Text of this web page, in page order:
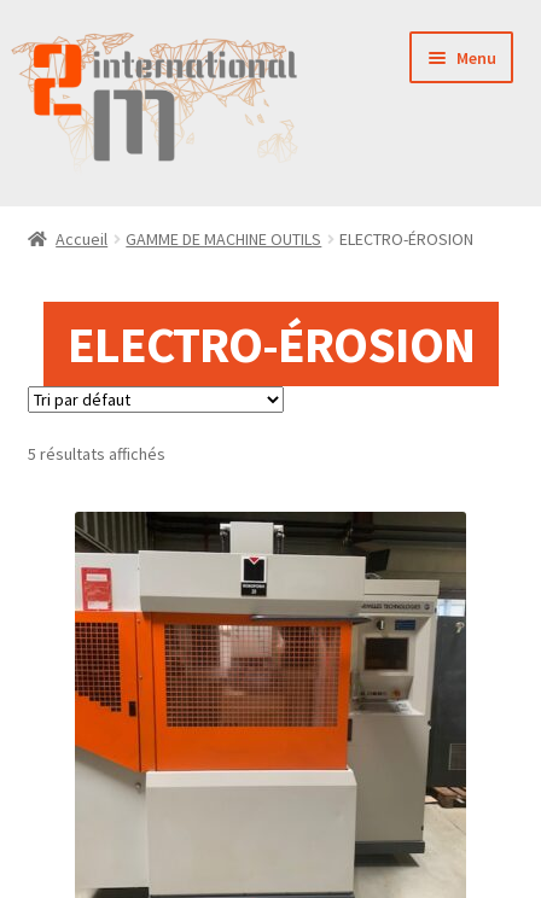
Aller
à
la
navigation
Aller
au
contenu
Menu
VENTES
PIÈCES DÉTACHÉES
CONTACT
Accueil GAMME DE MACHINE OUTILS ELECTRO-ÉROSION
ELECTRO-ÉROSION
5 résultats affichés